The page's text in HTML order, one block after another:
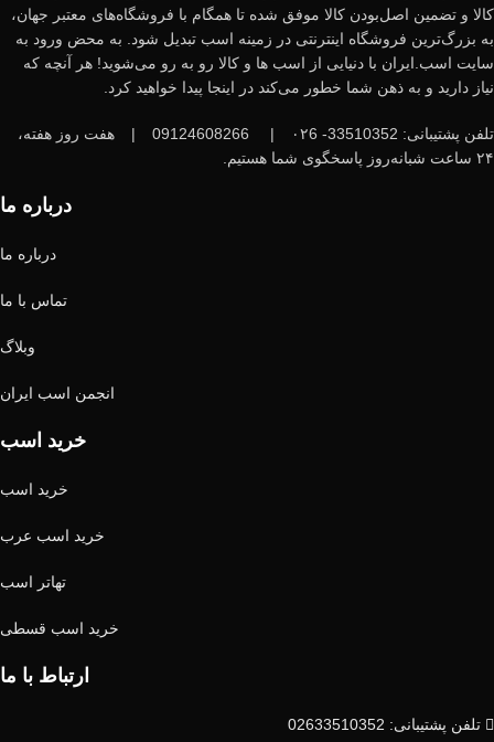
کالا و تضمین اصل‌بودن کالا موفق شده تا همگام با فروشگاه‌های معتبر جهان،
به بزرگ‌ترین فروشگاه اینترنتی در زمینه اسب تبدیل شود. به محض ورود به
سایت اسب.ایران با دنیایی از اسب ها و کالا رو به رو می‌شوید! هر آنچه که
نیاز دارید و به ذهن شما خطور می‌کند در اینجا پیدا خواهید کرد.
تلفن پشتیبانی: 33510352- ۰۲6 |
|
هفت روز هفته،
۲۴ ساعت شبانه‌روز پاسخگوی شما هستیم.
درباره ما
درباره ما
تماس با ما
وبلاگ
انجمن اسب ایران
خرید اسب
خرید اسب
خرید اسب عرب
تهاتر اسب
خرید اسب قسطی
ارتباط با ما
تلفن پشتیبانی: 02633510352